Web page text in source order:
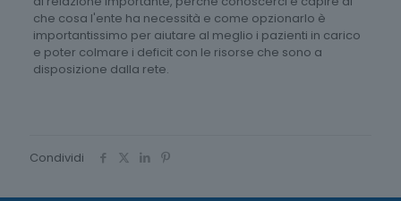
che cosa l'ente ha necessità e come opzionarlo è
importantissimo per aiutare al meglio i pazienti in carico
e poter colmare i deficit con le risorse che sono a
disposizione dalla rete.
Condividi